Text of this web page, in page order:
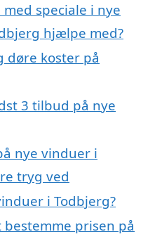
speciale i nye
hjælpe med?
koster på
3 tilbud på nye
nye vinduer i
tryg ved
i Todbjerg?
prisen på